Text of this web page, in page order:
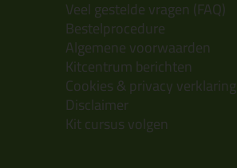
Veel gestelde vragen (FAQ)
Bestelprocedure
Algemene voorwaarden
Kitcentrum berichten
Cookies & privacy verklaring
Disclaimer
Kit cursus volgen